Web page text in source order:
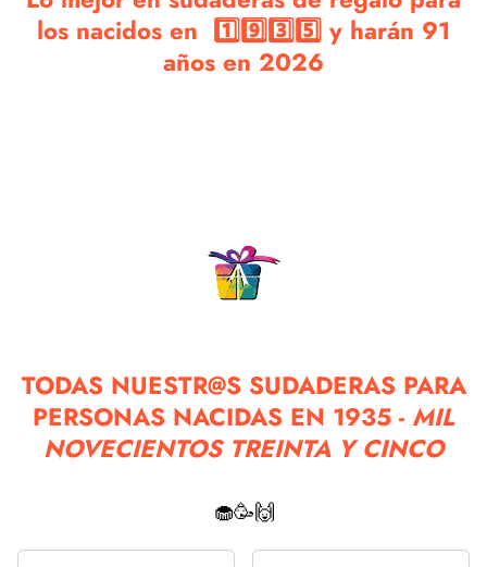
los nacidos en 1️⃣9️⃣3️⃣5️⃣ y harán 91
años en 2026
TODAS NUESTR@S SUDADERAS PARA
PERSONAS NACIDAS EN 1935 - MIL
NOVECIENTOS TREINTA Y CINCO
🧁🥳🙌